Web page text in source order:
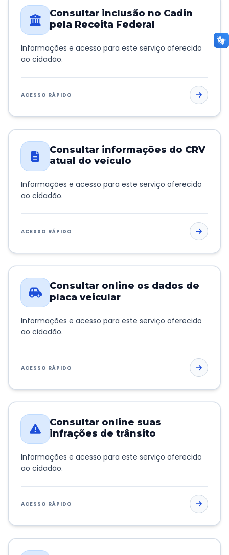
Consultar inclusão no Cadin
pela Receita Federal
Informações e acesso para este serviço oferecido
ao cidadão.
ACESSO RÁPIDO
Consultar informações do CRV
atual do veículo
Informações e acesso para este serviço oferecido
ao cidadão.
ACESSO RÁPIDO
Consultar online os dados de
placa veicular
Informações e acesso para este serviço oferecido
ao cidadão.
ACESSO RÁPIDO
Consultar online suas
infrações de trânsito
Informações e acesso para este serviço oferecido
ao cidadão.
ACESSO RÁPIDO